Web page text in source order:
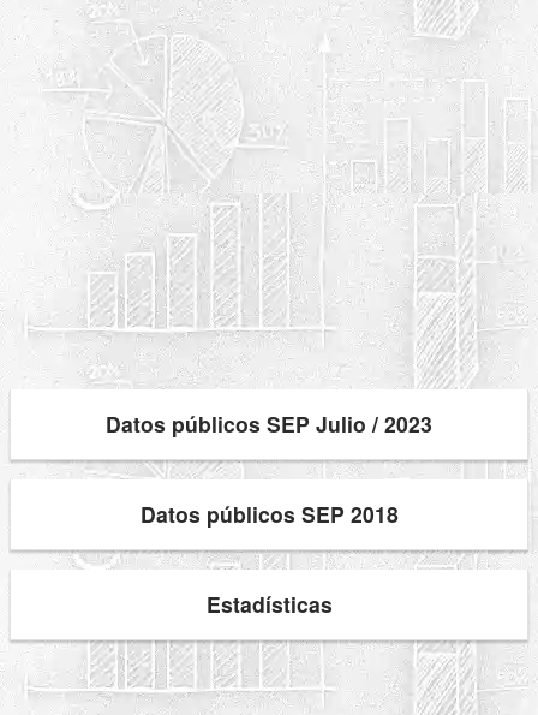
Datos públicos SEP Julio / 2023
Datos públicos SEP 2018
Estadísticas